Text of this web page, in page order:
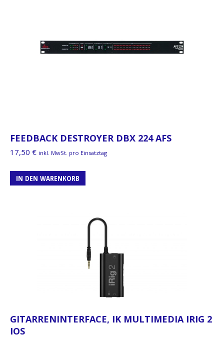
FEEDBACK DESTROYER DBX 224 AFS
17,50 € inkl. MwSt. pro Einsatztag
IN DEN WARENKORB
GITARRENINTERFACE, IK MULTIMEDIA IRIG 2
IOS